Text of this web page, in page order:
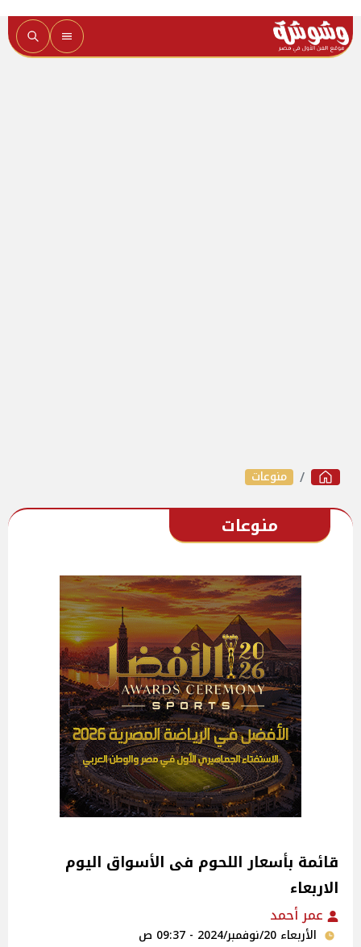
منوعات
منوعات
قائمة بأسعار اللحوم فى الأسواق اليوم
الاربعاء
عمر أحمد
الأربعاء 20/نوفمبر/2024 - 09:37 ص